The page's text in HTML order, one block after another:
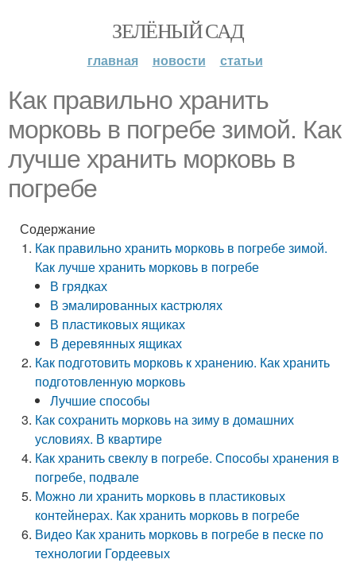
ЗЕЛЁНЫЙ САД
главная новости статьи
Как правильно хранить
морковь в погребе зимой. Как
лучше хранить морковь в
погребе
Содержание
Как правильно хранить морковь в погребе зимой.
Как лучше хранить морковь в погребе
В грядках
В эмалированных кастрюлях
В пластиковых ящиках
В деревянных ящиках
Как подготовить морковь к хранению. Как хранить
подготовленную морковь
Лучшие способы
Как сохранить морковь на зиму в домашних
условиях. В квартире
Как хранить свеклу в погребе. Способы хранения в
погребе, подвале
Можно ли хранить морковь в пластиковых
контейнерах. Как хранить морковь в погребе
Видео Как хранить морковь в погребе в песке по
технологии Гордеевых